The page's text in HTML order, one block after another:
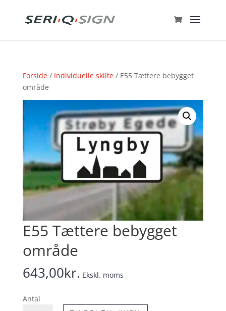
Forside/ Individuelle skilte/ E55 Tættere bebygget
område
E55 Tættere bebygget
område
643,00kr. Ekskl. moms
Antal